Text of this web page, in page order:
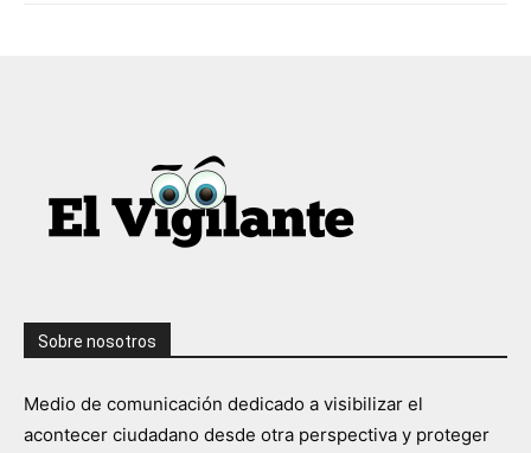
Sobre nosotros
Medio de comunicación dedicado a visibilizar el
acontecer ciudadano desde otra perspectiva y proteger